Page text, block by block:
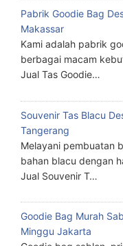
Pabrik Goodie Bag
Makassar
Kami adalah pabrik
berbagai macam
Jual Tas Goodie…
Souvenir Tas Blacu
Tangerang
Melayani pembuatan
bahan blacu dengan
Jual Souvenir T…
Goodie Bag Murah
Minggu Jakarta